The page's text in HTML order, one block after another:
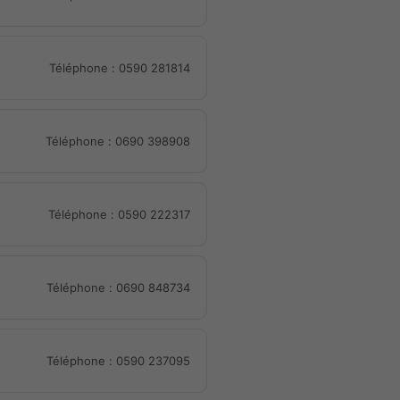
Téléphone : 0590 281814
Téléphone : 0690 398908
Téléphone : 0590 222317
Téléphone : 0690 848734
Téléphone : 0590 237095